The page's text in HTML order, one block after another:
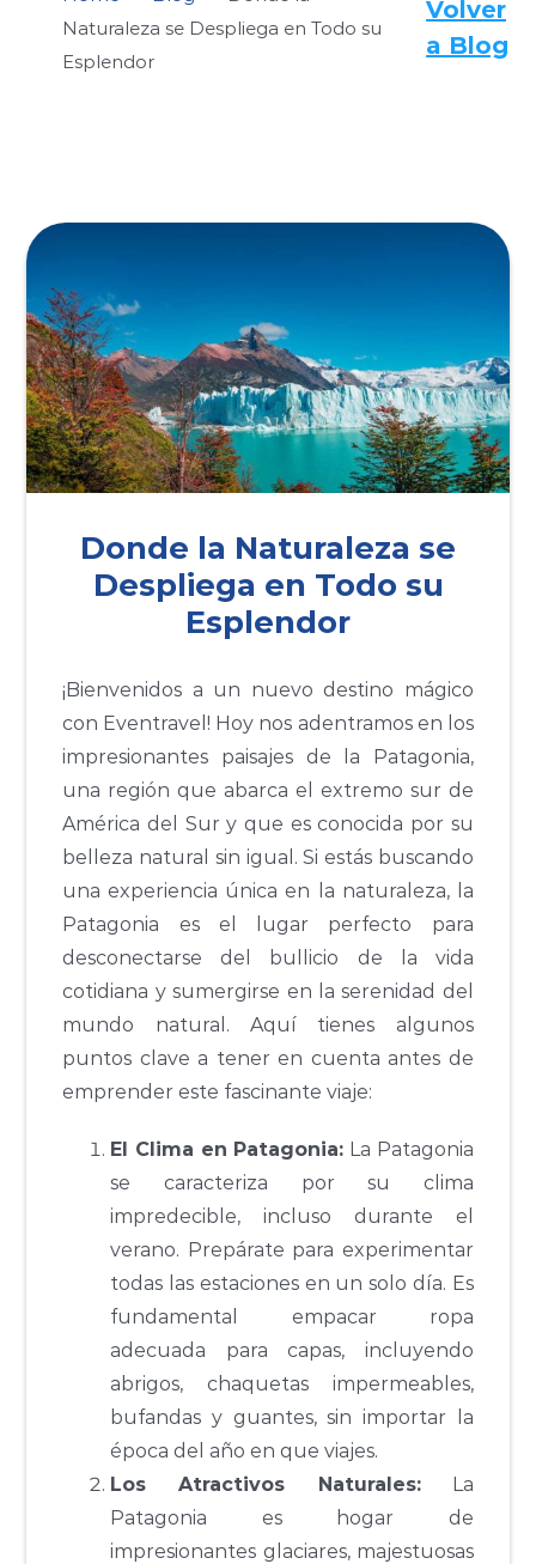
Naturaleza se Despliega en Todo su
Esplendor
Volver
a Blog
Donde la Naturaleza se
Despliega en Todo su
Esplendor
¡Bienvenidos a un nuevo destino mágico
con Eventravel! Hoy nos adentramos en los
impresionantes paisajes de la Patagonia,
una región que abarca el extremo sur de
América del Sur y que es conocida por su
belleza natural sin igual. Si estás buscando
una experiencia única en la naturaleza, la
Patagonia es el lugar perfecto para
desconectarse del bullicio de la vida
cotidiana y sumergirse en la serenidad del
mundo natural. Aquí tienes algunos
puntos clave a tener en cuenta antes de
emprender este fascinante viaje:
El Clima en Patagonia: La Patagonia
se caracteriza por su clima
impredecible, incluso durante el
verano. Prepárate para experimentar
todas las estaciones en un solo día. Es
fundamental empacar ropa
adecuada para capas, incluyendo
abrigos, chaquetas impermeables,
bufandas y guantes, sin importar la
época del año en que viajes.
Los Atractivos Naturales:La
Patagonia es hogar de
impresionantes glaciares, majestuosas